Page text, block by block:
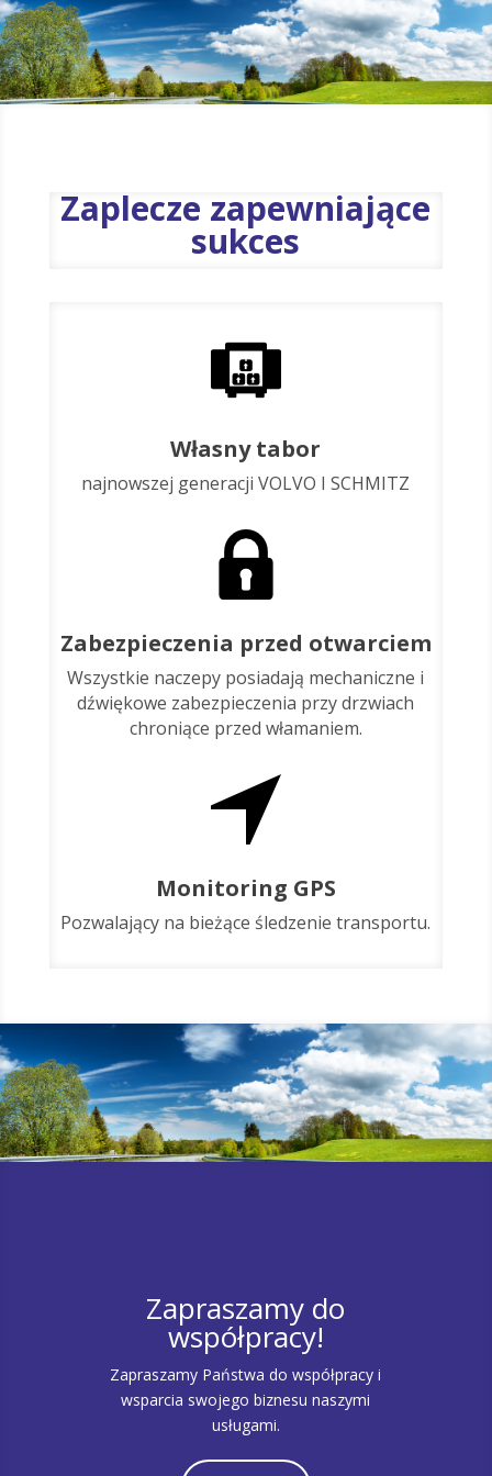
Zaplecze zapewniające
sukces
Własny tabor
najnowszej generacji VOLVO I SCHMITZ
Zabezpieczenia przed otwarciem
Wszystkie naczepy posiadają mechaniczne i
dźwiękowe zabezpieczenia przy drzwiach
chroniące przed włamaniem.
Monitoring GPS
Pozwalający na bieżące śledzenie transportu.
Zapraszamy do
współpracy!
Zapraszamy Państwa do współpracy i
wsparcia swojego biznesu naszymi
usługami.